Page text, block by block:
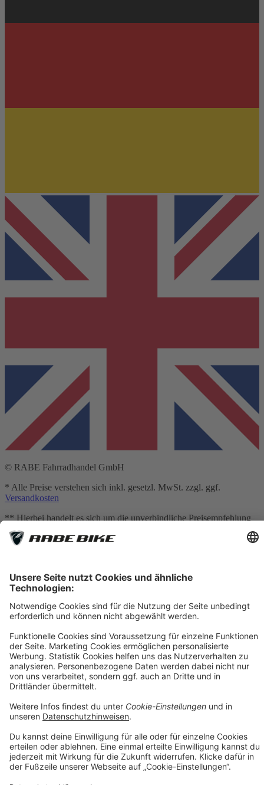
© RABE Fahrradhandel GmbH
* Alle Preise verstehen sich inkl. gesetzl. MwSt. zzgl. ggf.
Versandkosten
** Hierbei handelt es sich um die unverbindliche Preisempfehlung
des Herstellers
*** Gilt für Lieferungen nach Deutschland. Lieferzeiten für andere
[1] Vermittlung erfolgt ausschließlich für unseren
Finanzierungspartner: TARGOBANK AG, Kasernenstr. 10, 40213
Düsseldorf.
[2] Die dargestellten Leasingraten werden durch einen integrierten
Rechner der Smartfit GmbH auf Basis Ihrer Eingaben kalkuliert und
dienen ausschließlich der unverbindlichen Orientierung. Es handelt
sich nicht um ein verbindliches Angebot im rechtlichen Sinne. Die
tatsächliche Leasingrate kann insbesondere aufgrund von
Bonitätsprüfung, individuellen Vertragskonditionen, Gebühren
ausschließlich die Konditionen des jeweiligen Leasingvertrags
sowie die verbindliche Kalkulation des Leasinggebers.
[3] Leasing-Preis: Bei im Preis reduzierten Fahrrädern erheben wir
einen geringen Aufschlag von max. 5% auf den Angebotspreis.
Diesen Aufschlag berechnen wir aufgrund erhöhtem Aufwand und
Mehrkosten beim Leasing. Unser Aufschlag ist geringer als i.d.R. in